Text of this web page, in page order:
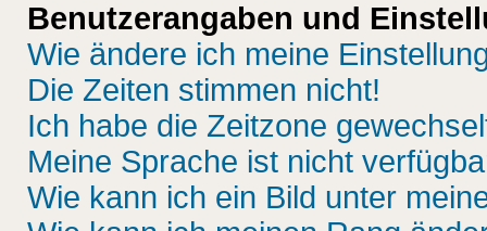
Benutzerangaben und
Wie ändere ich meine
Die Zeiten stimmen nicht!
Ich habe die Zeitzone
Meine Sprache ist nicht
Wie kann ich ein Bild unter